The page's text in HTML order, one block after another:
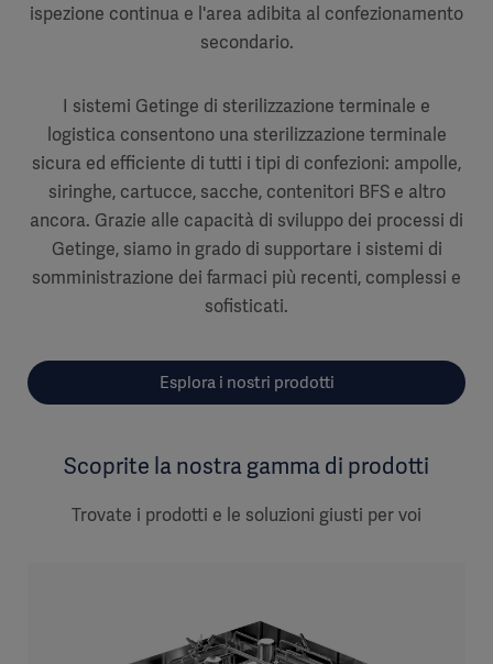
ispezione continua e l'area adibita al confezionamento
secondario.
I sistemi Getinge di sterilizzazione terminale e
logistica consentono una sterilizzazione terminale
sicura ed efficiente di tutti i tipi di confezioni: ampolle,
siringhe, cartucce, sacche, contenitori BFS e altro
ancora. Grazie alle capacità di sviluppo dei processi di
Getinge, siamo in grado di supportare i sistemi di
somministrazione dei farmaci più recenti, complessi e
sofisticati.
Esplora i nostri prodotti
Scoprite la nostra gamma di prodotti
Trovate i prodotti e le soluzioni giusti per voi